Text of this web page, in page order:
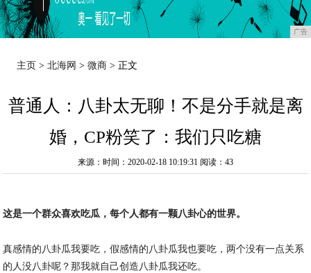
广告
主页 >北海网 >微商 > 正文
普通人：八卦太无聊！不是分手就是离
婚，CP粉笑了：我们只吃糖
来源：时间：2020-02-18 10:19:31 阅读：43
这是一个群众喜欢吃瓜，每个人都有一颗八卦心的世界。
真感情的八卦瓜我要吃，假感情的八卦瓜我也要吃，两个没有一点关系
的人没八卦呢？那我就自己创造八卦瓜我还吃。